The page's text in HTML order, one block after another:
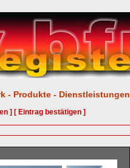
- Produkte - Dienstleistungen
] [ Eintrag bestätigen ]